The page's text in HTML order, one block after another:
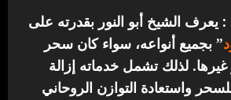
يعرف الشيخ أبو النور بقدرته على
” بجميع أنواعه، سواء كان سحر
لذلك تشمل خدماته إزالة
للسحر واستعادة التوازن الروحاني